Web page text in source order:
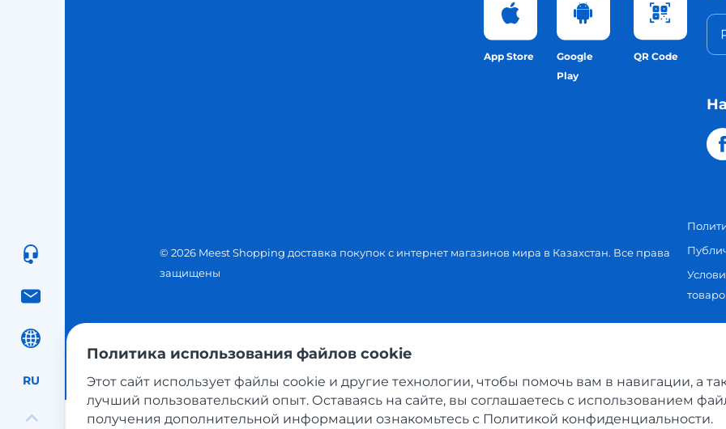
RU
App Store
Google
Play
QR Code
© 2026 Meest Shopping доставка покупок с интернет магазинов мира в Казахстан. Все права
защищены
Политика использования файлов cookie
Этот сайт использует файлы cookie и другие технологии, чтобы помочь вам в навигации, а
лучший пользовательский опыт. Оставаясь на сайте, вы соглашаетесь с использованием
получения дополнительной информации ознакомьтесь с Политикой конфиденциальности.